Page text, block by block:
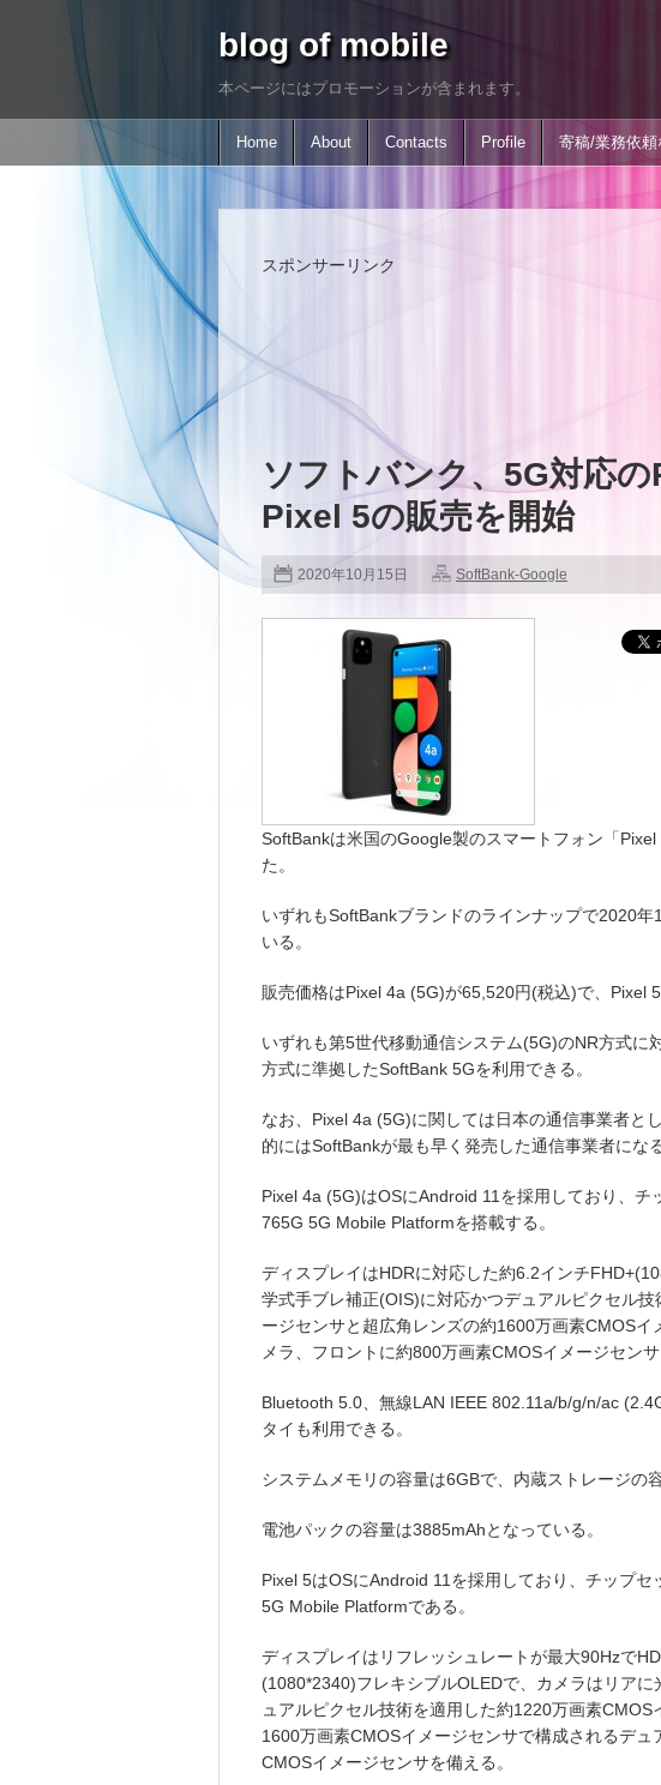
blog of mobile
本ページにはプロモーションが含まれます。
Home About Contacts Profile 寄稿/業務依頼
スポンサーリンク
ソフトバンク、5G対応
Pixel 5の販売を開始
2020年10月15日 SoftBank-Google
SoftBankは米国のGoogle製のスマートフォン「
た。
いずれもSoftBankブランドのラインナップで2020
いる。
販売価格はPixel 4a (5G)が65,520円(税込)で、Pixel
いずれも第5世代移動通信システム(5G)のNR方式に
方式に準拠したSoftBank 5Gを利用できる。
なお、Pixel 4a (5G)に関しては日本の通信事業者と
的にはSoftBankが最も早く発売した通信事業者にな
Pixel 4a (5G)はOSにAndroid 11を採用しており、
765G 5G Mobile Platformを搭載する。
ディスプレイはHDRに対応した約6.2インチ
学式手ブレ補正(OIS)に対応かつデュアルピクセル
ージセンサと超広角レンズの約1600万画素CMOS
メラ、フロントに約800万画素CMOSイメージセンサ
Bluetooth 5.0、無線LAN IEEE 802.11a/b/g/n/ac
タイも利用できる。
システムメモリの容量は6GBで、内蔵ストレージの
電池パックの容量は3885mAhとなっている。
Pixel 5はOSにAndroid 11を採用しており、チップ
5G Mobile Platformである。
ディスプレイはリフレッシュレートが最大90Hzで
(1080*2340)フレキシブルOLEDで、カメラはリア
ュアルピクセル技術を適用した約1220万画素
1600万画素CMOSイメージセンサで構成されるデ
CMOSイメージセンサを備える。